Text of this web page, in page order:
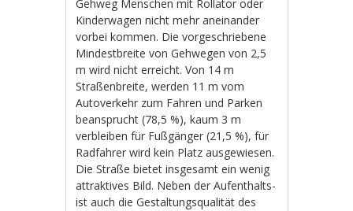
Gehweg Menschen mit Rollator oder
Kinderwagen nicht mehr aneinander
vorbei kommen. Die vorgeschriebene
Mindestbreite von Gehwegen von 2,5
m wird nicht erreicht. Von 14 m
Straßenbreite, werden 11 m vom
Autoverkehr zum Fahren und Parken
beansprucht (78,5 %), kaum 3 m
verbleiben für Fußgänger (21,5 %), für
Radfahrer wird kein Platz ausgewiesen.
Die Straße bietet insgesamt ein wenig
attraktives Bild. Neben der Aufenthalts-
ist auch die Gestaltungsqualität des